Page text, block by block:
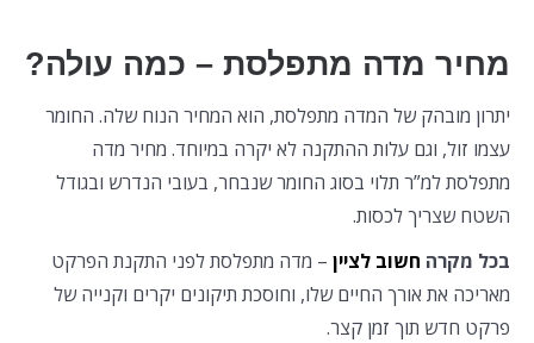
מחיר מדה מתפלסת – כמה עולה?
יתרון מובהק של המדה מתפלסת, הוא המחיר הנוח שלה. החומר
עצמו זול, וגם עלות ההתקנה לא יקרה במיוחד. מחיר מדה
מתפלסת למ”ר תלוי בסוג החומר שנבחר, בעובי הנדרש ובגודל
השטח שצריך לכסות.
בכל מקרה חשוב לציין – מדה מתפלסת לפני התקנת הפרקט
מאריכה את אורך החיים שלו, וחוסכת תיקונים יקרים וקנייה של
פרקט חדש תוך זמן קצר.